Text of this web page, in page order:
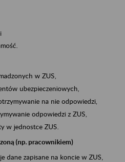
w ZUS,
ubezpieczeniowych,
na nie odpowiedzi,
odpowiedzi z ZUS,
w jednostce ZUS.
(np. pracownikiem)
dane zapisane na koncie w ZUS,